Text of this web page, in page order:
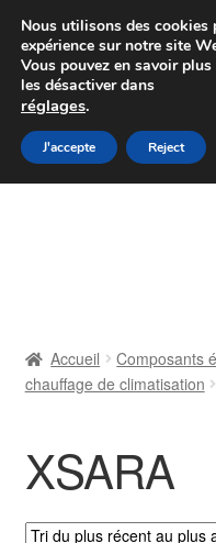
Colissimo
Du lundi au
Aller
à
Aller
au
Contact
Livraison
Accueil Composants
chauffage de climatisation
XSARA
Nous utilisons des
expérience sur notre site
Vous pouvez en savoir
les désactiver dans
réglages.
J'accepte Reject